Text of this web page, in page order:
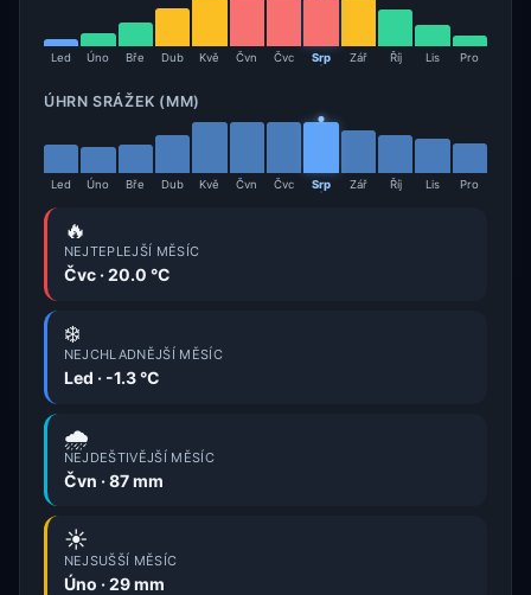
Led Úno Bře Dub Kvě Čvn Čvc Srp Zář Říj Lis Pro
ÚHRN SRÁŽEK (MM)
Led Úno Bře Dub Kvě Čvn Čvc Srp Zář Říj Lis Pro
🔥
NEJTEPLEJŠÍ MĚSÍC
Čvc · 20.0 °C
❄️
NEJCHLADNĚJŠÍ MĚSÍC
Led · -1.3 °C
🌧️
NEJDEŠTIVĚJŠÍ MĚSÍC
Čvn · 87 mm
☀️
NEJSUŠŠÍ MĚSÍC
Úno · 29 mm